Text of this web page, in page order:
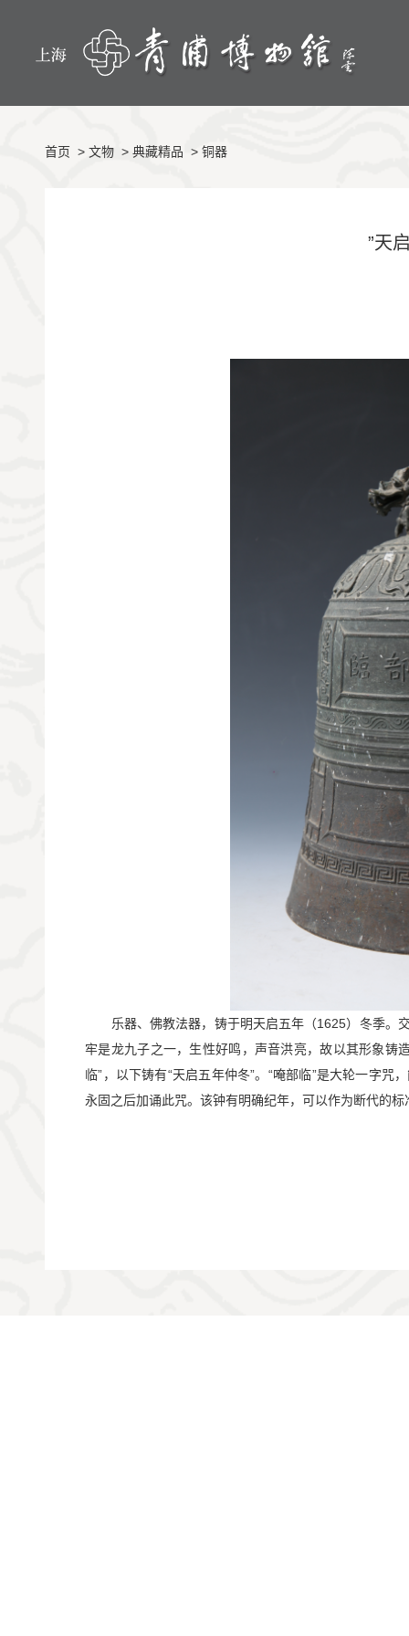
首页 > 文物 > 典藏精品 > 铜器
”天
乐器、佛教法器，铸于明天启五年（1625）冬季。
牢是龙九子之一，生性好鸣，声音洪亮，故以其形象铸
临”，以下铸有“天启五年仲冬”。“唵部临”是大轮一字
永固之后加诵此咒。该钟有明确纪年，可以作为断代的标